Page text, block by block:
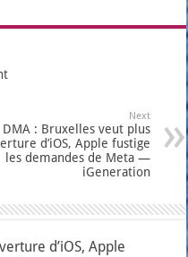
Next
DMA : Bruxelles veut plus
d’iOS, Apple fustige
les demandes de Meta —
iGeneration
d’iOS, Apple